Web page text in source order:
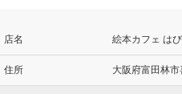
店名 絵本カフェ は
住所 大阪府富田林